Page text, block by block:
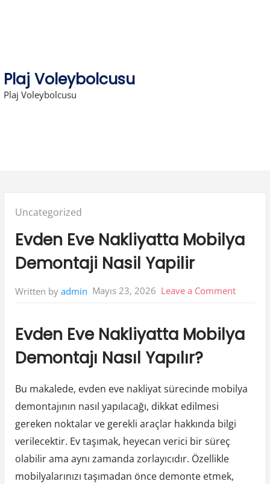
Plaj Voleybolcusu
Plaj Voleybolcusu
Posted
Uncategorized
Evden Eve Nakliyatta Mobilya
Demontaji Nasil Yapilir
Written by admin Mayıs 23, 2026 Leave a Commenton
Nasil
Evden Eve Nakliyatta Mobilya
Demontajı Nasıl Yapılır?
Bu makalede, evden eve nakliyat sürecinde mobilya
demontajının nasıl yapılacağı, dikkat edilmesi
gereken noktalar ve gerekli araçlar hakkında bilgi
verilecektir. Ev taşımak, heyecan verici bir süreç
olabilir ama aynı zamanda zorlayıcıdır. Özellikle
mobilyalarınızı taşımadan önce demonte etmek,